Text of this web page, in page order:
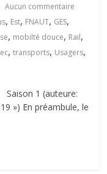
Aucun commentaire
, Est, FNAUT, GES,
, mobilté douce, Rail,
,transports, Usagers,
1 (auteure:
») En préambule, le